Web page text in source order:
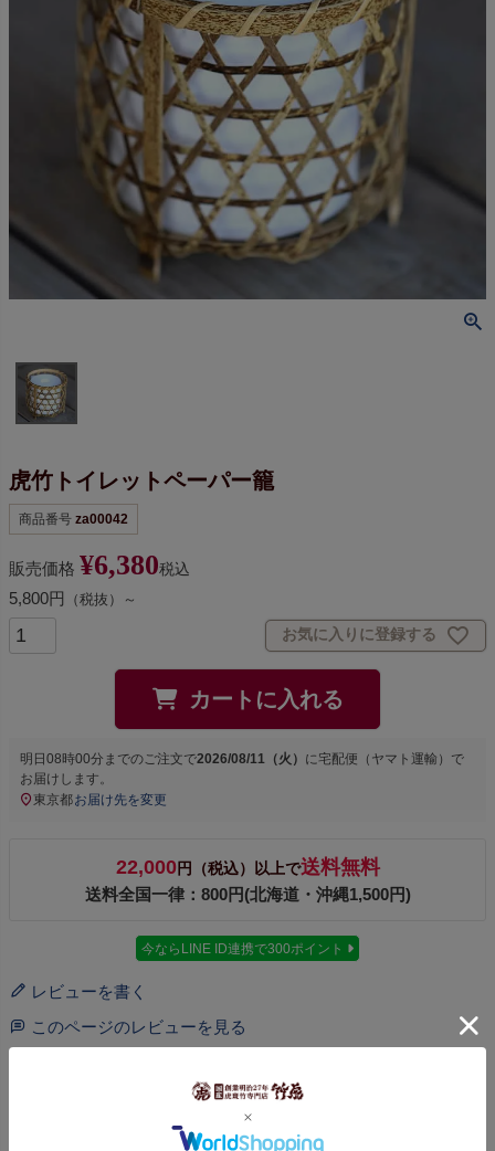
虎竹トイレットペーパー籠
商品番号 za00042
販売価格 ¥6,380税込
5,800円 （税抜）～
お気に入りに登録する
カートに入れる
明日 08時00分 までのご注文で2026/08/11（火） に宅配便（ヤマト運輸） で
お届けします。
東京都お届け先を変更
22,000円（税込）以上で送料無料
送料全国一律：800円(北海道・沖縄1,500円)
今ならLINE ID連携で300ポイント
レビューを書く
このページのレビューを見る
商品についてのお問い合わせ